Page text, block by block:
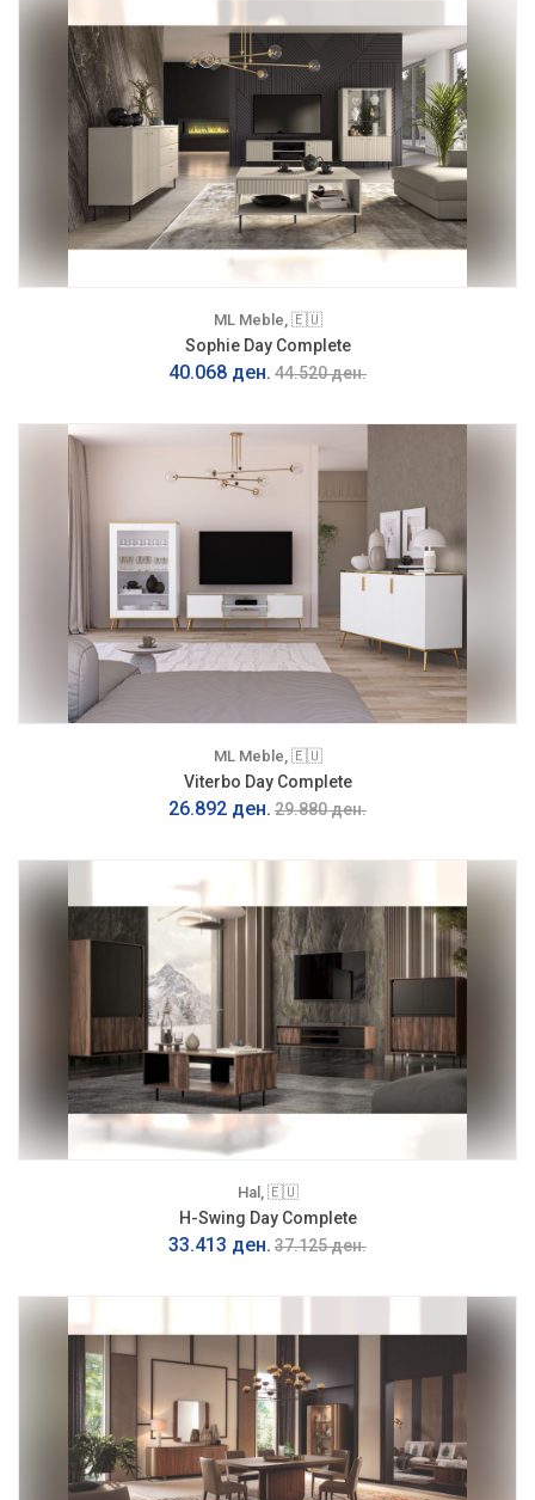
ML Meble, 🇪🇺
Sophie Day Complete
40.068 ден. 44.520 ден.
ML Meble, 🇪🇺
Viterbo Day Complete
26.892 ден. 29.880 ден.
Hal, 🇪🇺
H-Swing Day Complete
33.413 ден. 37.125 ден.